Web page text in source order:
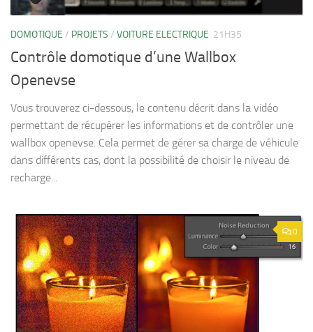
DOMOTIQUE / PROJETS / VOITURE ELECTRIQUE 21H35
Contrôle domotique d’une Wallbox
Openevse
Vous trouverez ci-dessous, le contenu décrit dans la vidéo
permettant de récupérer les informations et de contrôler une
wallbox openevse. Cela permet de gérer sa charge de véhicule
dans différents cas, dont la possibilité de choisir le niveau de
recharge...
0